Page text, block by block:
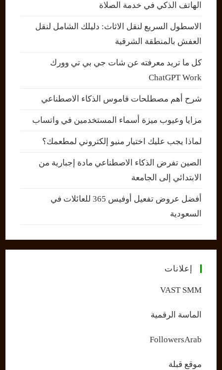
الهاتف الذكي في خدمة الصلاة
الاسطول السريع لنقل الاثاث: دليلك الشامل لنقل
العفش بالمنطقة الشرقية
كل ما تريد معرفته عن شات جي بي تي وورك
ChatGPT Work
شرح أهم مصطلحات قاموس الذكاء الاصطناعي
مزايا وعيوب ميزة أسماء المستخدمين في واتساب
لماذا يجب عليك اختيار منيو إلكتروني لمطعمك؟
الصين تفرض الذكاء الاصطناعي مادة إجبارية من
الابتدائي إلى الجامعة
أفضل عروض تفعيل أوفيس 365 للعائلات في
السعودية
إعلانات
VAST SMM
الماسة الرقمية
FollowersArab
موقع قبلة